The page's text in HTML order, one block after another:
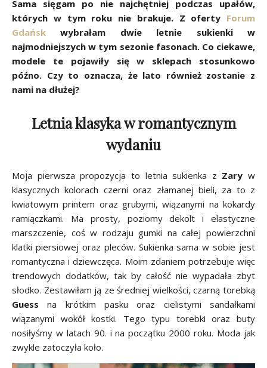
Sama sięgam po nie najchętniej podczas upałów,
których w tym roku nie brakuje. Z oferty Forum
Gdańsk wybrałam dwie letnie sukienki w
najmodniejszych w tym sezonie fasonach. Co ciekawe,
modele te pojawiły się w sklepach stosunkowo
późno. Czy to oznacza, że lato również zostanie z
nami na dłużej?
Letnia klasyka w romantycznym
wydaniu
Moja pierwsza propozycja to letnia sukienka z Zary w
klasycznych kolorach czerni oraz złamanej bieli, za to z
kwiatowym printem oraz grubymi, wiązanymi na kokardy
ramiączkami. Ma prosty, poziomy dekolt i elastyczne
marszczenie, coś w rodzaju gumki na całej powierzchni
klatki piersiowej oraz pleców. Sukienka sama w sobie jest
romantyczna i dziewczęca. Moim zdaniem potrzebuje więc
trendowych dodatków, tak by całość nie wypadała zbyt
słodko. Zestawiłam ją ze średniej wielkości, czarną torebką
Guessna krótkim pasku oraz cielistymi sandałkami
wiązanymi wokół kostki. Tego typu torebki oraz buty
nosiłyśmy w latach 90. i na początku 2000 roku. Moda jak
zwykle zatoczyła koło.